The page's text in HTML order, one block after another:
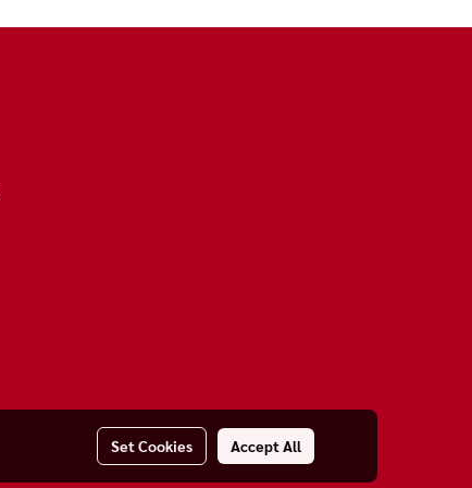
Set Cookies Accept All